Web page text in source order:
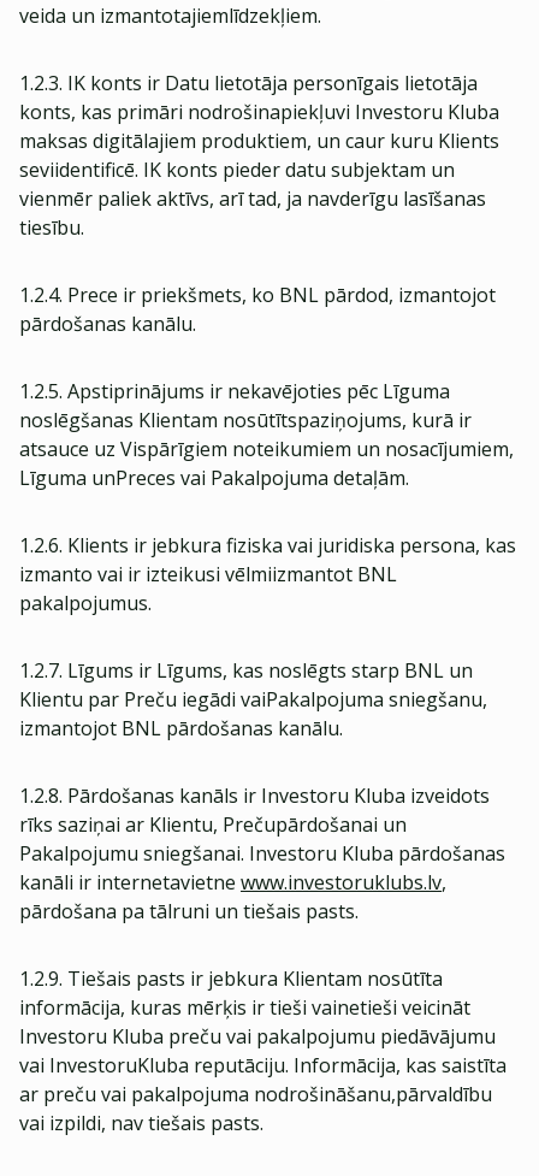
veida un izmantotajiemlīdzekļiem.
1.2.3. IK konts ir Datu lietotāja personīgais lietotāja
konts, kas primāri nodrošinapiekļuvi Investoru Kluba
maksas digitālajiem produktiem, un caur kuru Klients
seviidentificē. IK konts pieder datu subjektam un
vienmēr paliek aktīvs, arī tad, ja navderīgu lasīšanas
tiesību.
1.2.4. Prece ir priekšmets, ko BNL pārdod, izmantojot
pārdošanas kanālu.
1.2.5. Apstiprinājums ir nekavējoties pēc Līguma
noslēgšanas Klientam nosūtītspaziņojums, kurā ir
atsauce uz Vispārīgiem noteikumiem un nosacījumiem,
Līguma unPreces vai Pakalpojuma detaļām.
1.2.6. Klients ir jebkura fiziska vai juridiska persona, kas
izmanto vai ir izteikusi vēlmiizmantot BNL
pakalpojumus.
1.2.7. Līgums ir Līgums, kas noslēgts starp BNL un
Klientu par Preču iegādi vaiPakalpojuma sniegšanu,
izmantojot BNL pārdošanas kanālu.
1.2.8. Pārdošanas kanāls ir Investoru Kluba izveidots
rīks saziņai ar Klientu, Prečupārdošanai un
Pakalpojumu sniegšanai. Investoru Kluba pārdošanas
kanāli ir internetavietne www.investoruklubs.lv,
pārdošana pa tālruni un tiešais pasts.
1.2.9. Tiešais pasts ir jebkura Klientam nosūtīta
informācija, kuras mērķis ir tieši vainetieši veicināt
Investoru Kluba preču vai pakalpojumu piedāvājumu
vai InvestoruKluba reputāciju. Informācija, kas saistīta
ar preču vai pakalpojuma nodrošināšanu,pārvaldību
vai izpildi, nav tiešais pasts.